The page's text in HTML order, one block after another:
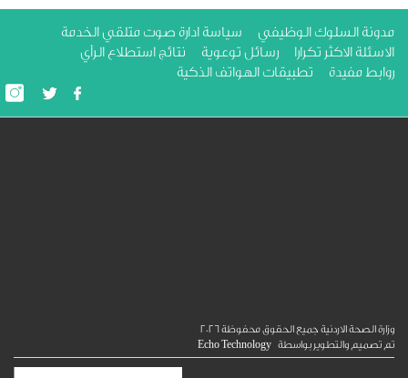
السلوك الوظيفي
سياسة ادارة صوت متلقي الخدمة
الاكثر تكرارا
رسائل توعوية
نتائج استطلاع الرأي
مفيدة
تطبيقات الهواتف الذكية
الصحة الاردنية جميع الحقوق محفوظة2026
والتطوير بواسطة Echo Technology